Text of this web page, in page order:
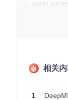
MATLAB
git clone
2️⃣ 配置
相关
1